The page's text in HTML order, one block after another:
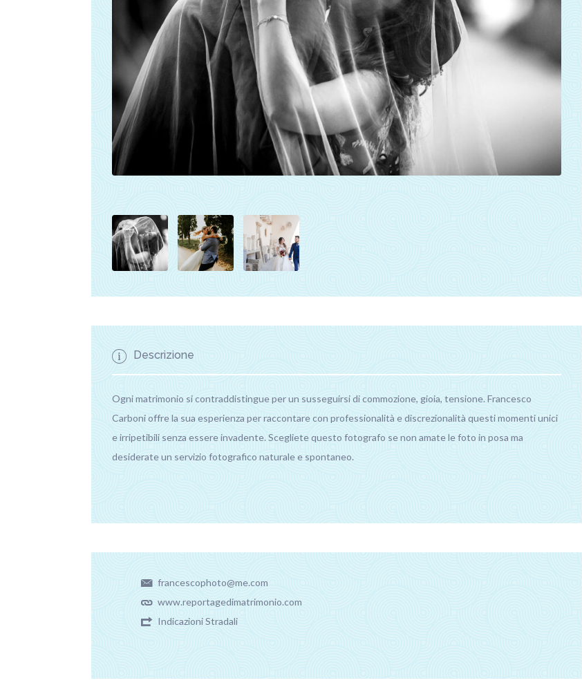
Descrizione
Ogni matrimonio si contraddistingue per un susseguirsi di commozione, gioia, tensione. Francesco
Carboni offre la sua esperienza per raccontare con professionalità e discrezionalità questi momenti unici
e irripetibili senza essere invadente. Scegliete questo fotografo se non amate le foto in posa ma
desiderate un servizio fotografico naturale e spontaneo.
francescophoto@me.com
www.reportagedimatrimonio.com
Indicazioni Stradali